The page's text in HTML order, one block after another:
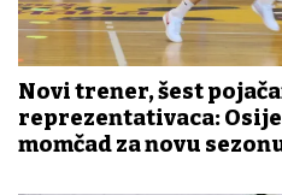
Novi trener, šest
reprezentativaca:
momčad za novu